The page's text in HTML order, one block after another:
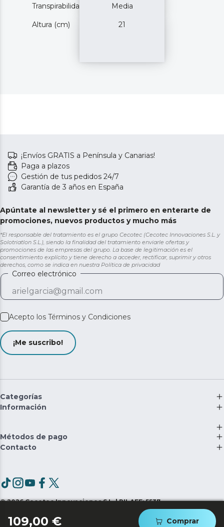
109,00 € Comprar
Transpirabilidad Media
Altura (cm) 21
¡Envíos GRATIS a Península y Canarias!
Paga a plazos
Gestión de tus pedidos 24/7
Garantía de 3 años en España
Apúntate al newsletter y sé el primero en enterarte de
promociones, nuevos productos y mucho más
*El responsable del tratamiento es el grupo Cecotec (Cecotec Innovaciones S.L. y
Solotriatlon S.L.), siendo la finalidad del tratamiento enviarle ofertas y
promociones de las empresas del grupo. La base de legitimación es el
consentimiento explícito y tiene derecho a acceder, rectificar, suprimir y otros
derechos, como se indica en nuestra Política de privacidad
Correo electrónico
Acepto los Términos y Condiciones
¡Me suscribo!
Categorías
Información
Métodos de pago
Contacto
©2026 Cecotec Innovaciones S.L. | RII-AEE: 5537